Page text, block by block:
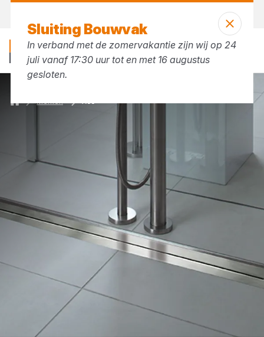
Merken Aco
Sluiting Bouwvak
In verband met de zomervakantie zijn wij op 24
juli vanaf 17:30 uur tot en met 16 augustus
gesloten.